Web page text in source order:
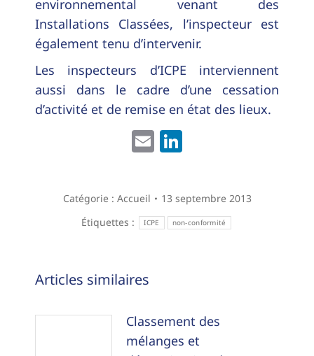
environnemental venant des
Installations Classées, l’inspecteur est
également tenu d’intervenir.
Les inspecteurs d’ICPE interviennent
aussi dans le cadre d’une cessation
d’activité et de remise en état des lieux.
Email
Catégorie : Accueil
13 septembre 2013
Étiquettes :
ICPE non-conformité
Navigation
article
Articles similaires
Classement des
mélanges et